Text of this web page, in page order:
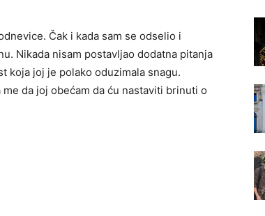
Čak i kada sam se odselio i
Nikada nisam postavljao dodatna pitanja
koja joj je polako oduzimala snagu.
da joj obećam da ću nastaviti brinuti o